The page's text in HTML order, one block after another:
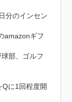
分のインセン
amazonギフ
部、ゴルフ
Qに1回程度開